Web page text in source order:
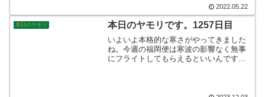
ばたいているよ◎そんなこんなで、本日
のヤモリです。
2022.05.22
本日のヤモリ 本日のヤモリです。1257日目
いよいよ本格的な寒さがやってきました
ね。今週の福岡便は寒波の影響なく無事
にフライトしてもらえるといいんです